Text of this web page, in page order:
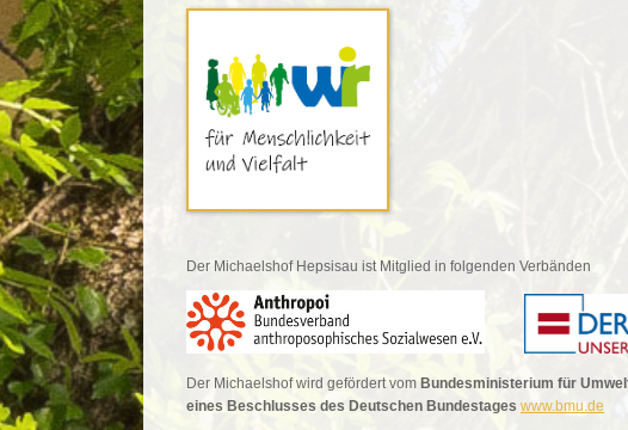
Der Michaelshof Hepsisau ist Mitglied in folgenden Verbänden
Der Michaelshof wird gefördert vom Bundesministerium für
eines Beschlusses des Deutschen Bundestages www.bmu.de